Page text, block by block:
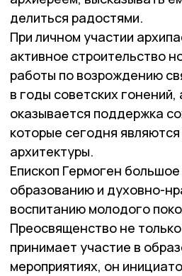
делиться радостями.
При личном участии
активное строительство
работы по возрождению
в годы советских гонений,
оказывается поддержка
которые сегодня
архитектуры.
Епископ Гермоген
образованию и духовно-
воспитанию молодого
Преосвященство не
принимает участие в
мероприятиях, он